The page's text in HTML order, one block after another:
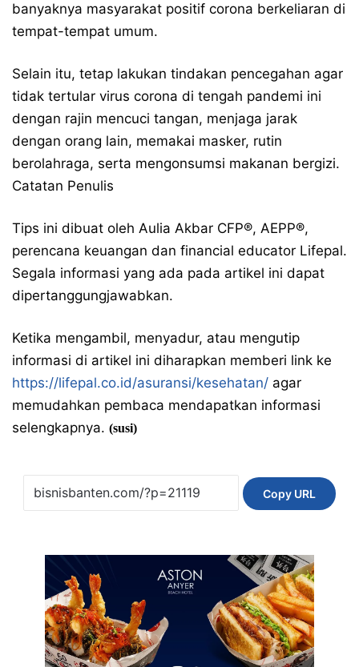
banyaknya masyarakat positif corona berkeliaran di
tempat-tempat umum.
Selain itu, tetap lakukan tindakan pencegahan agar
tidak tertular virus corona di tengah pandemi ini
dengan rajin mencuci tangan, menjaga jarak
dengan orang lain, memakai masker, rutin
berolahraga, serta mengonsumsi makanan bergizi.
Catatan Penulis
Tips ini dibuat oleh Aulia Akbar CFP®, AEPP®,
perencana keuangan dan financial educator Lifepal.
Segala informasi yang ada pada artikel ini dapat
dipertanggungjawabkan.
Ketika mengambil, menyadur, atau mengutip
informasi di artikel ini diharapkan memberi link ke
https://lifepal.co.id/asuransi/kesehatan/ agar
memudahkan pembaca mendapatkan informasi
selengkapnya. (susi)
Copy URL